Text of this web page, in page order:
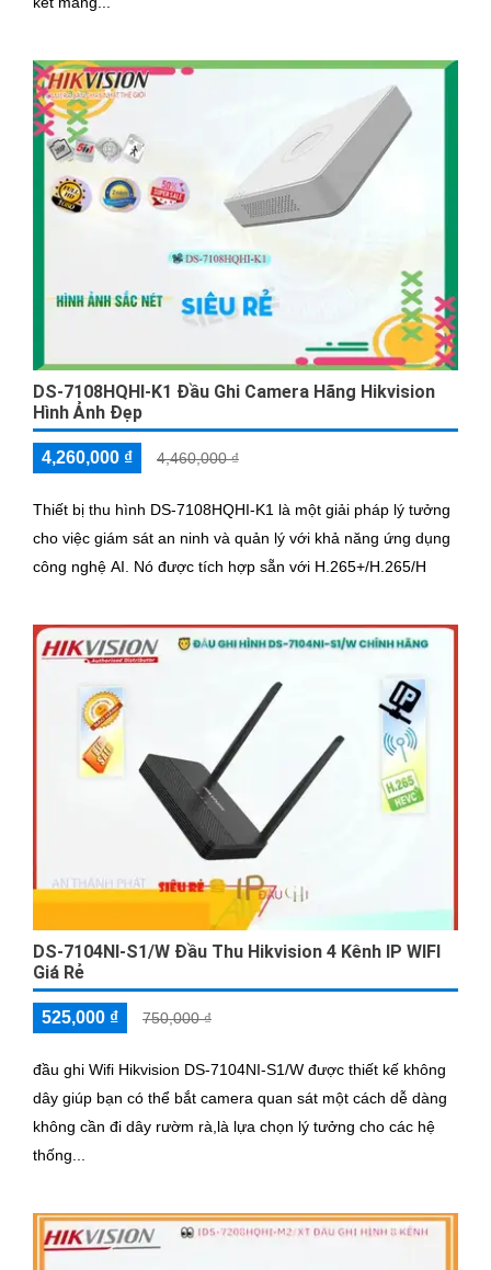
DS-7108HQHI-K1 Đầu Ghi Camera Hãng Hikvision
Hình Ảnh Đẹp
4,260,000 ₫ 4,460,000 ₫
Thiết bị thu hình DS-7108HQHI-K1 là một giải pháp lý tưởng
cho việc giám sát an ninh và quản lý với khả năng ứng dụng
công nghệ AI. Nó được tích hợp sẵn với H.265+/H.265/H
DS-7104NI-S1/W Đầu Thu Hikvision 4 Kênh IP WIFI
Giá Rẻ
525,000 ₫ 750,000 ₫
đầu ghi Wifi Hikvision DS-7104NI-S1/W được thiết kế không
dây giúp bạn có thể bắt camera quan sát một cách dễ dàng
không cần đi dây rườm rà,là lựa chọn lý tưởng cho các hệ
thống...